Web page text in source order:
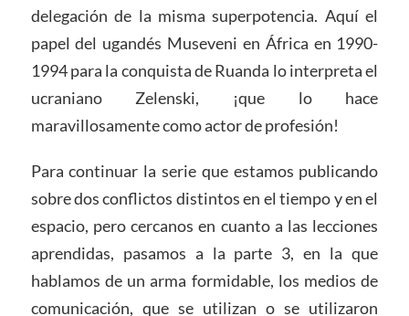
delegación de la misma superpotencia. Aquí el
papel del ugandés Museveni en África en 1990-
1994 para la conquista de Ruanda lo interpreta el
ucraniano Zelenski, ¡que lo hace
maravillosamente como actor de profesión!
Para continuar la serie que estamos publicando
sobre dos conflictos distintos en el tiempo y en el
espacio, pero cercanos en cuanto a las lecciones
aprendidas, pasamos a la parte 3, en la que
hablamos de un arma formidable, los medios de
comunicación, que se utilizan o se utilizaron